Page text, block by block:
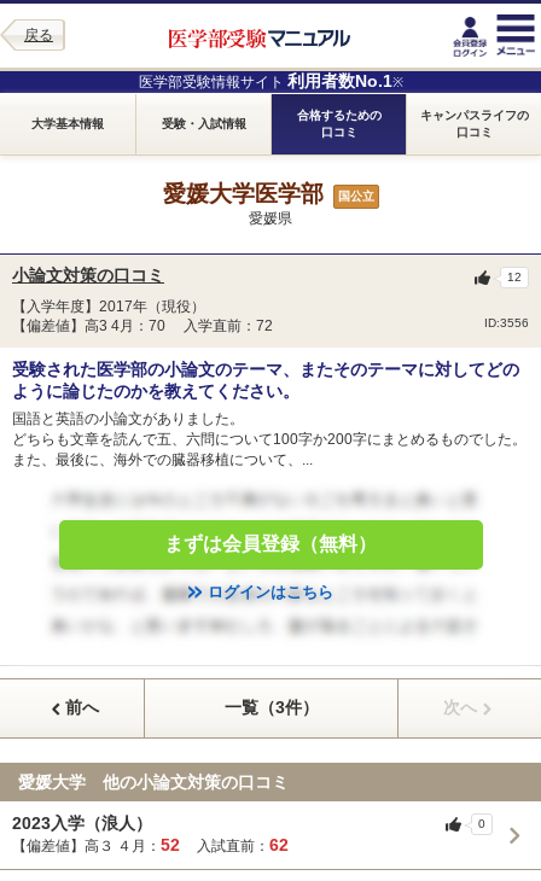
戻る
医学部受験情報サイト 利用者数No.1※
大学基本情報 受験・入試情報
合格するための
口コミ
キャンパスライフの
口コミ
愛媛大学医学部 国公立
愛媛県
小論文対策の口コミ
【入学年度】2017年（現役）
【偏差値】高3 4月：70 入学直前：72
ID:3556
12
受験された医学部の小論文のテーマ、またそのテーマに対してどの
ように論じたのかを教えてください。
国語と英語の小論文がありました。
どちらも文章を読んで五、六問について100字か200字にまとめるものでした。
また、最後に、海外での臓器移植について、...
まずは会員登録（無料）
ログインはこちら
前へ 一覧（3件） 次へ
愛媛大学 他の小論文対策の口コミ
2023入学（浪人）
【偏差値】高３ ４月： 52 入試直前： 62
0